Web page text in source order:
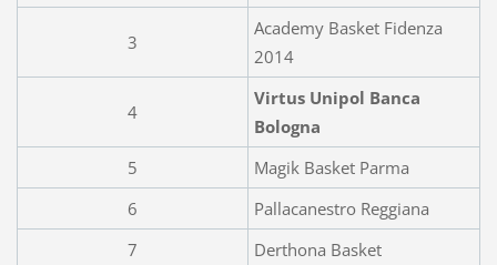
3
Academy Basket Fidenza
2014
4
Virtus Unipol Banca
Bologna
5
Magik Basket Parma
6
Pallacanestro Reggiana
7
Derthona Basket